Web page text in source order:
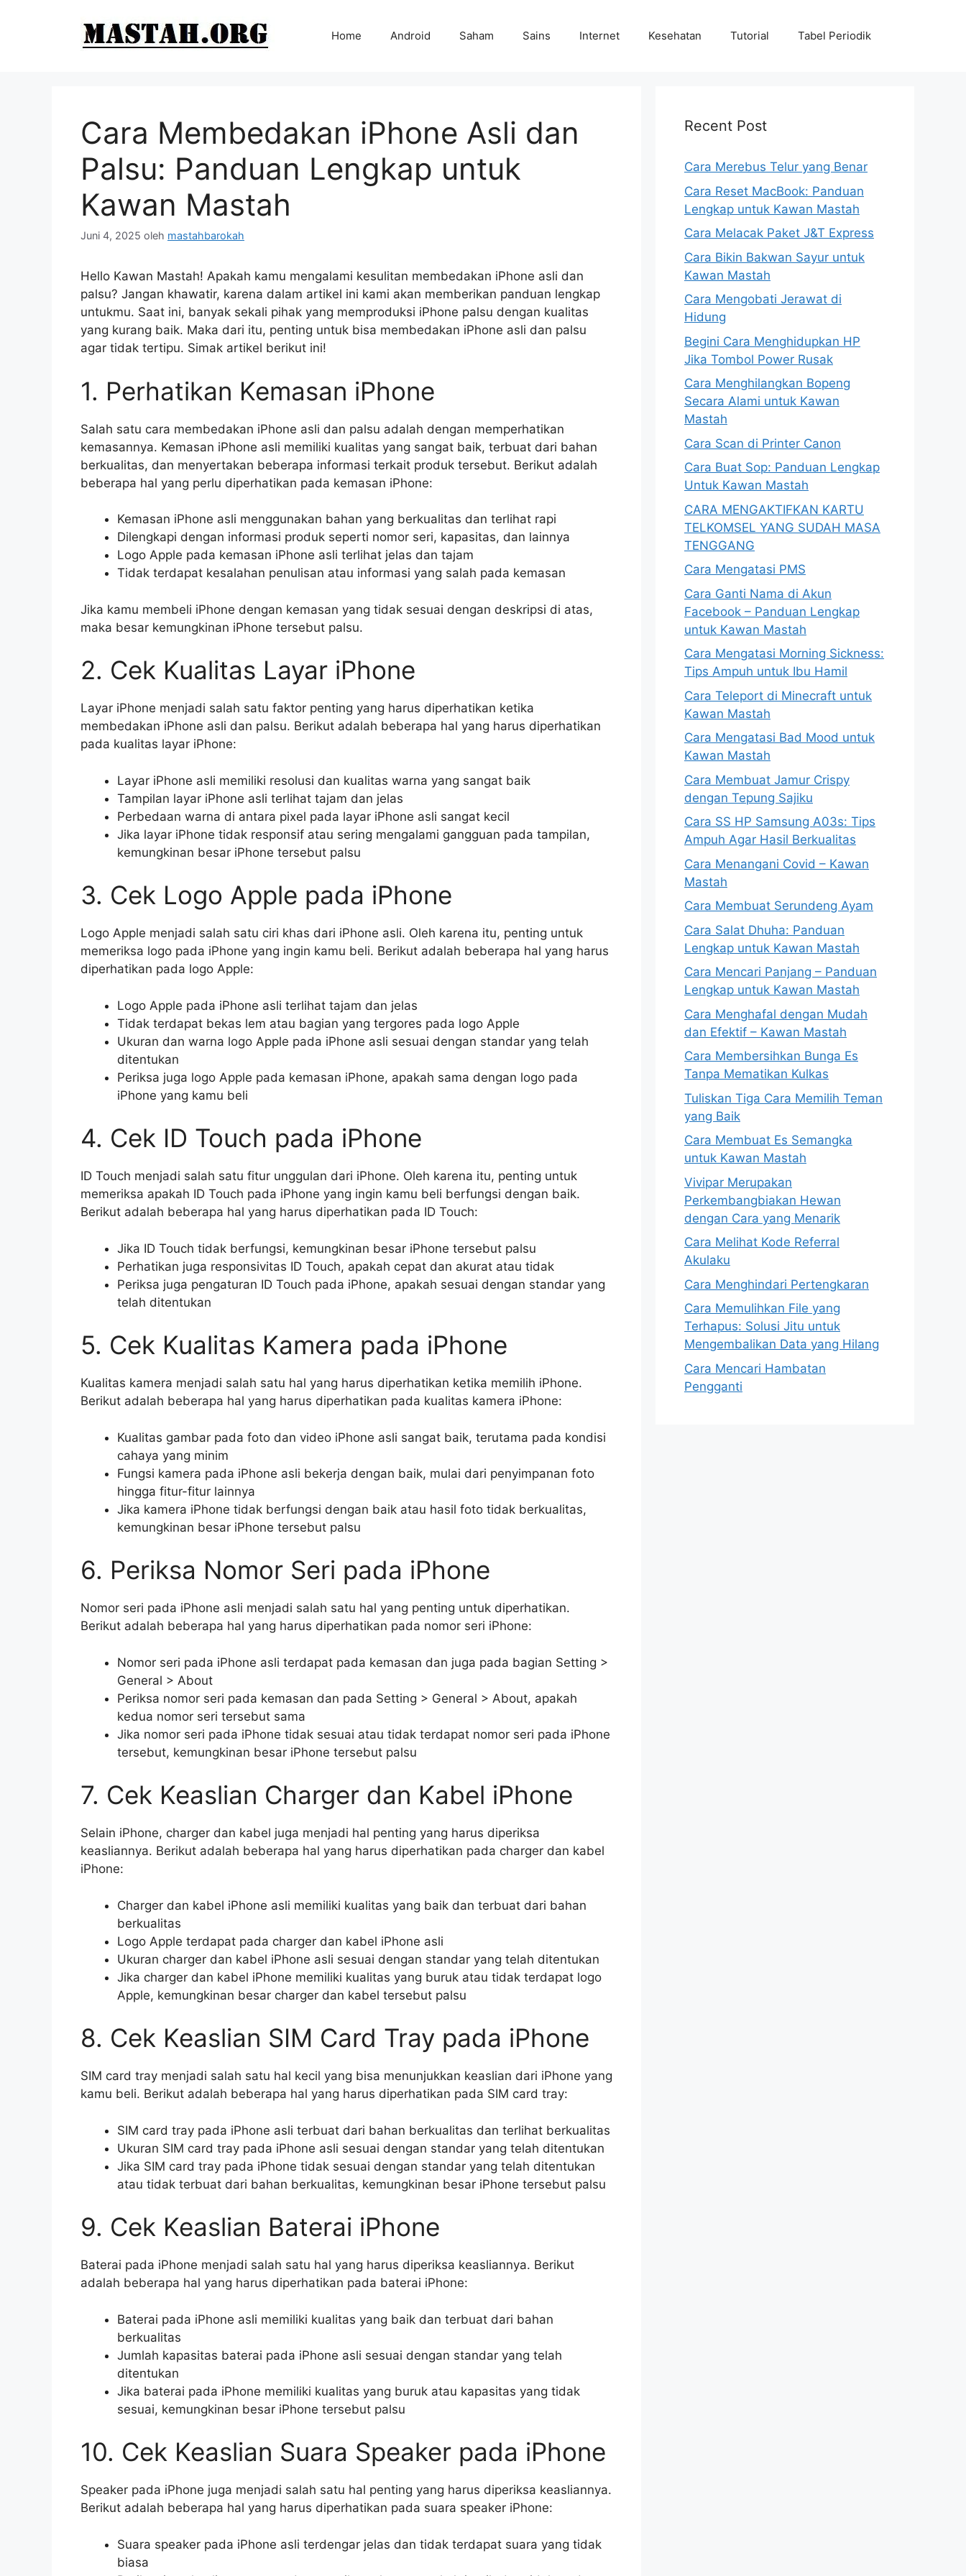
Home Android Saham Sains Internet Kesehatan Tutorial Tabel Periodik
Cara Membedakan iPhone Asli dan
Palsu: Panduan Lengkap untuk
Kawan Mastah
Juni 4, 2025 oleh mastahbarokah
Hello Kawan Mastah! Apakah kamu mengalami kesulitan membedakan iPhone asli dan
palsu? Jangan khawatir, karena dalam artikel ini kami akan memberikan panduan lengkap
untukmu. Saat ini, banyak sekali pihak yang memproduksi iPhone palsu dengan kualitas
yang kurang baik. Maka dari itu, penting untuk bisa membedakan iPhone asli dan palsu
agar tidak tertipu. Simak artikel berikut ini!
1. Perhatikan Kemasan iPhone
Salah satu cara membedakan iPhone asli dan palsu adalah dengan memperhatikan
kemasannya. Kemasan iPhone asli memiliki kualitas yang sangat baik, terbuat dari bahan
berkualitas, dan menyertakan beberapa informasi terkait produk tersebut. Berikut adalah
beberapa hal yang perlu diperhatikan pada kemasan iPhone:
Kemasan iPhone asli menggunakan bahan yang berkualitas dan terlihat rapi
Dilengkapi dengan informasi produk seperti nomor seri, kapasitas, dan lainnya
Logo Apple pada kemasan iPhone asli terlihat jelas dan tajam
Tidak terdapat kesalahan penulisan atau informasi yang salah pada kemasan
Jika kamu membeli iPhone dengan kemasan yang tidak sesuai dengan deskripsi di atas,
maka besar kemungkinan iPhone tersebut palsu.
2. Cek Kualitas Layar iPhone
Layar iPhone menjadi salah satu faktor penting yang harus diperhatikan ketika
membedakan iPhone asli dan palsu. Berikut adalah beberapa hal yang harus diperhatikan
pada kualitas layar iPhone:
Layar iPhone asli memiliki resolusi dan kualitas warna yang sangat baik
Tampilan layar iPhone asli terlihat tajam dan jelas
Perbedaan warna di antara pixel pada layar iPhone asli sangat kecil
Jika layar iPhone tidak responsif atau sering mengalami gangguan pada tampilan,
kemungkinan besar iPhone tersebut palsu
3. Cek Logo Apple pada iPhone
Logo Apple menjadi salah satu ciri khas dari iPhone asli. Oleh karena itu, penting untuk
memeriksa logo pada iPhone yang ingin kamu beli. Berikut adalah beberapa hal yang harus
diperhatikan pada logo Apple:
Logo Apple pada iPhone asli terlihat tajam dan jelas
Tidak terdapat bekas lem atau bagian yang tergores pada logo Apple
Ukuran dan warna logo Apple pada iPhone asli sesuai dengan standar yang telah
ditentukan
Periksa juga logo Apple pada kemasan iPhone, apakah sama dengan logo pada
iPhone yang kamu beli
4. Cek ID Touch pada iPhone
ID Touch menjadi salah satu fitur unggulan dari iPhone. Oleh karena itu, penting untuk
memeriksa apakah ID Touch pada iPhone yang ingin kamu beli berfungsi dengan baik.
Berikut adalah beberapa hal yang harus diperhatikan pada ID Touch:
Jika ID Touch tidak berfungsi, kemungkinan besar iPhone tersebut palsu
Perhatikan juga responsivitas ID Touch, apakah cepat dan akurat atau tidak
Periksa juga pengaturan ID Touch pada iPhone, apakah sesuai dengan standar yang
telah ditentukan
5. Cek Kualitas Kamera pada iPhone
Kualitas kamera menjadi salah satu hal yang harus diperhatikan ketika memilih iPhone.
Berikut adalah beberapa hal yang harus diperhatikan pada kualitas kamera iPhone:
Kualitas gambar pada foto dan video iPhone asli sangat baik, terutama pada kondisi
cahaya yang minim
Fungsi kamera pada iPhone asli bekerja dengan baik, mulai dari penyimpanan foto
hingga fitur-fitur lainnya
Jika kamera iPhone tidak berfungsi dengan baik atau hasil foto tidak berkualitas,
kemungkinan besar iPhone tersebut palsu
6. Periksa Nomor Seri pada iPhone
Nomor seri pada iPhone asli menjadi salah satu hal yang penting untuk diperhatikan.
Berikut adalah beberapa hal yang harus diperhatikan pada nomor seri iPhone:
Nomor seri pada iPhone asli terdapat pada kemasan dan juga pada bagian Setting >
General > About
Periksa nomor seri pada kemasan dan pada Setting > General > About, apakah
kedua nomor seri tersebut sama
Jika nomor seri pada iPhone tidak sesuai atau tidak terdapat nomor seri pada iPhone
tersebut, kemungkinan besar iPhone tersebut palsu
7. Cek Keaslian Charger dan Kabel iPhone
Selain iPhone, charger dan kabel juga menjadi hal penting yang harus diperiksa
keasliannya. Berikut adalah beberapa hal yang harus diperhatikan pada charger dan kabel
iPhone:
Charger dan kabel iPhone asli memiliki kualitas yang baik dan terbuat dari bahan
berkualitas
Logo Apple terdapat pada charger dan kabel iPhone asli
Ukuran charger dan kabel iPhone asli sesuai dengan standar yang telah ditentukan
Jika charger dan kabel iPhone memiliki kualitas yang buruk atau tidak terdapat logo
Apple, kemungkinan besar charger dan kabel tersebut palsu
8. Cek Keaslian SIM Card Tray pada iPhone
SIM card tray menjadi salah satu hal kecil yang bisa menunjukkan keaslian dari iPhone yang
kamu beli. Berikut adalah beberapa hal yang harus diperhatikan pada SIM card tray:
SIM card tray pada iPhone asli terbuat dari bahan berkualitas dan terlihat berkualitas
Ukuran SIM card tray pada iPhone asli sesuai dengan standar yang telah ditentukan
Jika SIM card tray pada iPhone tidak sesuai dengan standar yang telah ditentukan
atau tidak terbuat dari bahan berkualitas, kemungkinan besar iPhone tersebut palsu
9. Cek Keaslian Baterai iPhone
Baterai pada iPhone menjadi salah satu hal yang harus diperiksa keasliannya. Berikut
adalah beberapa hal yang harus diperhatikan pada baterai iPhone:
Baterai pada iPhone asli memiliki kualitas yang baik dan terbuat dari bahan
berkualitas
Jumlah kapasitas baterai pada iPhone asli sesuai dengan standar yang telah
ditentukan
Jika baterai pada iPhone memiliki kualitas yang buruk atau kapasitas yang tidak
sesuai, kemungkinan besar iPhone tersebut palsu
10. Cek Keaslian Suara Speaker pada iPhone
Speaker pada iPhone juga menjadi salah satu hal penting yang harus diperiksa keasliannya.
Berikut adalah beberapa hal yang harus diperhatikan pada suara speaker iPhone:
Suara speaker pada iPhone asli terdengar jelas dan tidak terdapat suara yang tidak
biasa
Recent Post
Cara Merebus Telur yang Benar
Cara Reset MacBook: Panduan
Lengkap untuk Kawan Mastah
Cara Melacak Paket J&T Express
Cara Bikin Bakwan Sayur untuk
Kawan Mastah
Cara Mengobati Jerawat di
Hidung
Begini Cara Menghidupkan HP
Jika Tombol Power Rusak
Cara Menghilangkan Bopeng
Secara Alami untuk Kawan
Mastah
Cara Scan di Printer Canon
Cara Buat Sop: Panduan Lengkap
Untuk Kawan Mastah
CARA MENGAKTIFKAN KARTU
TELKOMSEL YANG SUDAH MASA
TENGGANG
Cara Mengatasi PMS
Cara Ganti Nama di Akun
Facebook – Panduan Lengkap
untuk Kawan Mastah
Cara Mengatasi Morning Sickness:
Tips Ampuh untuk Ibu Hamil
Cara Teleport di Minecraft untuk
Kawan Mastah
Cara Mengatasi Bad Mood untuk
Kawan Mastah
Cara Membuat Jamur Crispy
dengan Tepung Sajiku
Cara SS HP Samsung A03s: Tips
Ampuh Agar Hasil Berkualitas
Cara Menangani Covid – Kawan
Mastah
Cara Membuat Serundeng Ayam
Cara Salat Dhuha: Panduan
Lengkap untuk Kawan Mastah
Cara Mencari Panjang – Panduan
Lengkap untuk Kawan Mastah
Cara Menghafal dengan Mudah
dan Efektif – Kawan Mastah
Cara Membersihkan Bunga Es
Tanpa Mematikan Kulkas
Tuliskan Tiga Cara Memilih Teman
yang Baik
Cara Membuat Es Semangka
untuk Kawan Mastah
Vivipar Merupakan
Perkembangbiakan Hewan
dengan Cara yang Menarik
Cara Melihat Kode Referral
Akulaku
Cara Menghindari Pertengkaran
Cara Memulihkan File yang
Terhapus: Solusi Jitu untuk
Mengembalikan Data yang Hilang
Cara Mencari Hambatan
Pengganti